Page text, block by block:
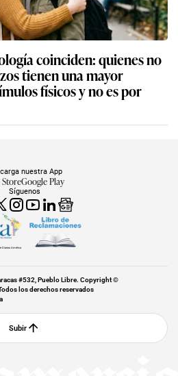
coinciden: quienes no
tienen una mayor
físicos y no es por
Síguenos
nuestra App
Google Play
Diarios América
#532, Pueblo Libre. Copyright ©
los derechos reservados
Subir